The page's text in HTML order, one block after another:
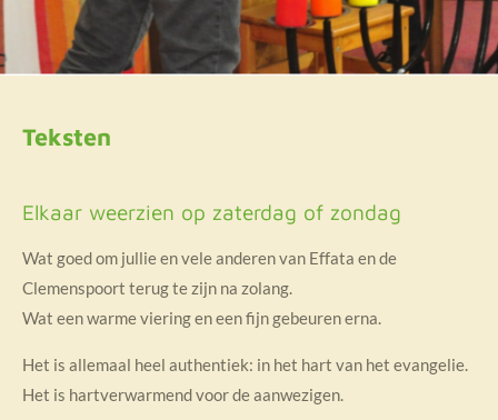
Teksten
Elkaar weerzien op zaterdag of zondag
Wat goed om jullie en vele anderen van Effata en de
Clemenspoort terug te zijn na zolang.
Wat een warme viering en een fijn gebeuren erna.
Het is allemaal heel authentiek: in het hart van het evangelie.
Het is hartverwarmend voor de aanwezigen.